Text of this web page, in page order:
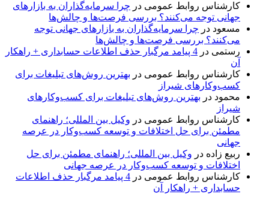
کارشناس روابط عمومی در چرا سرمایه‌گذاران به بازارهای
جهانی توجه می‌کنند؟ بررسی فرصت‌ها و چالش‌ها
مسعود در چرا سرمایه‌گذاران به بازارهای جهانی توجه
می‌کنند؟ بررسی فرصت‌ها و چالش‌ها
رستمی در
4 پیامد مرگبار حذف اطلاعات حسابداری + راهکار
آن
کارشناس روابط عمومی در بهترین روش‌های تبلیغات برای
کسب‌وکارهای شیراز
محمود در بهترین روش‌های تبلیغات برای کسب‌وکارهای
شیراز
کارشناس روابط عمومی در وکیل بین المللی؛ راهنمای
مطمئن برای حل اختلافات و توسعه کسب‌وکار در عرصه
جهانی
ربیع زاده در وکیل بین المللی؛ راهنمای مطمئن برای حل
اختلافات و توسعه کسب‌وکار در عرصه جهانی
کارشناس روابط عمومی در
4 پیامد مرگبار حذف اطلاعات
حسابداری + راهکار آن